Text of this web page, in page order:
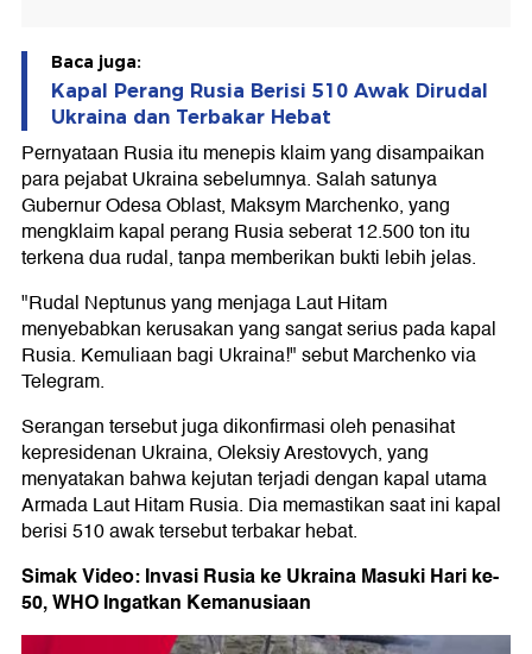
Baca juga:
Kapal Perang Rusia Berisi 510 Awak Dirudal
Ukraina dan Terbakar Hebat
Pernyataan Rusia itu menepis klaim yang disampaikan
para pejabat Ukraina sebelumnya. Salah satunya
Gubernur Odesa Oblast, Maksym Marchenko, yang
mengklaim kapal perang Rusia seberat 12.500 ton itu
terkena dua rudal, tanpa memberikan bukti lebih jelas.
"Rudal Neptunus yang menjaga Laut Hitam
menyebabkan kerusakan yang sangat serius pada kapal
Rusia. Kemuliaan bagi Ukraina!" sebut Marchenko via
Telegram.
Serangan tersebut juga dikonfirmasi oleh penasihat
kepresidenan Ukraina, Oleksiy Arestovych, yang
menyatakan bahwa kejutan terjadi dengan kapal utama
Armada Laut Hitam Rusia. Dia memastikan saat ini kapal
berisi 510 awak tersebut terbakar hebat.
Simak Video: Invasi Rusia ke Ukraina Masuki Hari ke-
50, WHO Ingatkan Kemanusiaan